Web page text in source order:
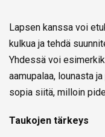
Lapsen kanssa voi
kulkua ja tehdä
Yhdessä voi
aamupalaa, lounasta
sopia siitä, milloin
Taukojen tärkeys